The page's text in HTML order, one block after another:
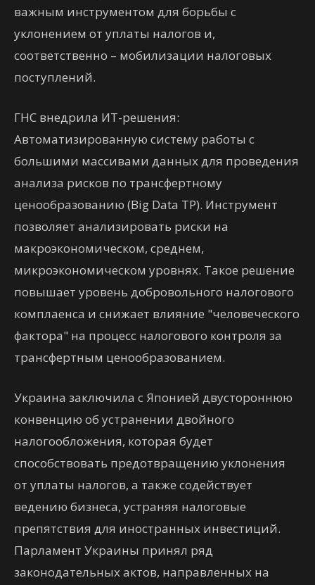
важным инструментом для борьбы с
уклонением от уплаты налогов и,
соответственно – мобилизации налоговых
поступлений.
ГНС внедрила ИТ-решения:
Автоматизированную систему работы с
большими массивами данных для проведения
анализа рисков по трансфертному
ценообразованию (Big Data TP). Инструмент
позволяет анализировать риски на
макроэкономическом, среднем,
микроэкономическом уровнях. Такое решение
повышает уровень добровольного налогового
комплаенса и снижает влияние "человеческого
фактора" на процесс налогового контроля за
трансфертным ценообразованием.
Украина заключила с Японией двустороннюю
конвенцию об устранении двойного
налогообложения, которая будет
способствовать предотвращению уклонения
от уплаты налогов, а также содействует
ведению бизнеса, устраняя налоговые
препятствия для иностранных инвестиций.
Парламент Украины принял ряд
законодательных актов, направленных на